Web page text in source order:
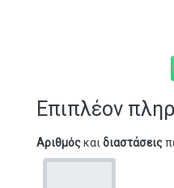
Επιπλέον
Αριθμόςκαι διαστάσεις